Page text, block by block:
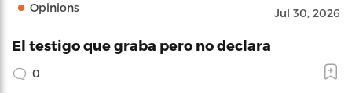
Opinions Jul 30, 2026
El testigo que graba pero no declara
0